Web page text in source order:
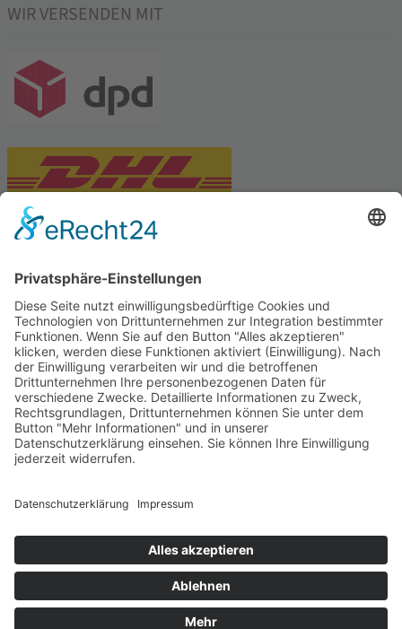
WIR VERSENDEN MIT
Tekal – Textile Lebensqualität
Exklusive moderne & Orientteppiche
Feuerwerk XXL
Pyrotechnik online bestellen
© Stadtmühle Waldenbuch 2026
und Mühlenprodukte ·
Cookie-Einstellungen
Alle Preise inkl. der gesetzlichen MwSt.
Die durchgestrichenen Preise entsprechen dem bisherigen Preis in